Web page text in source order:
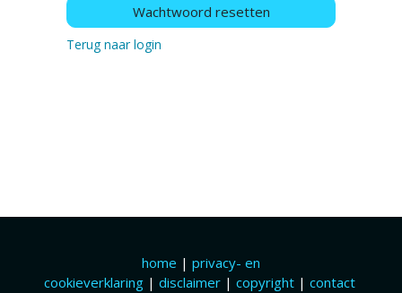
Wachtwoord resetten
Terug naar login
home | privacy- en
cookieverklaring| disclaimer | copyright| contact